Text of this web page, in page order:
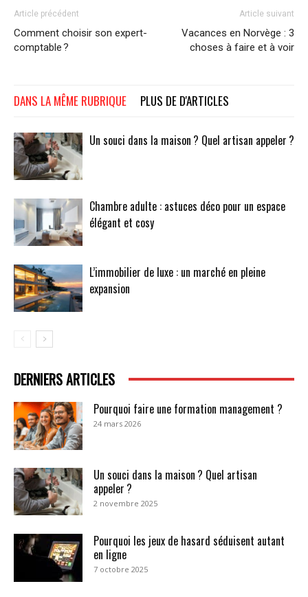
Article précédent
Comment choisir son expert-
comptable ?
Article suivant
Vacances en Norvège : 3
choses à faire et à voir
DANS LA MÊME RUBRIQUE PLUS DE D'ARTICLES
Un souci dans la maison ? Quel artisan appeler ?
Chambre adulte : astuces déco pour un espace
élégant et cosy
L’immobilier de luxe : un marché en pleine
expansion
DERNIERS ARTICLES
Pourquoi faire une formation management ?
24 mars 2026
Un souci dans la maison ? Quel artisan
appeler ?
2 novembre 2025
Pourquoi les jeux de hasard séduisent autant
en ligne
7 octobre 2025